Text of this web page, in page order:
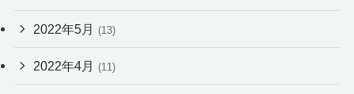
2022年5月 (13)
2022年4月 (11)